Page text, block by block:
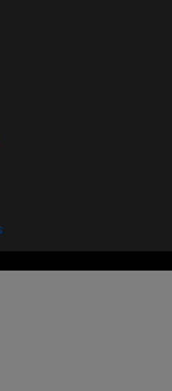
en nueva ventana)
en nueva ventana)